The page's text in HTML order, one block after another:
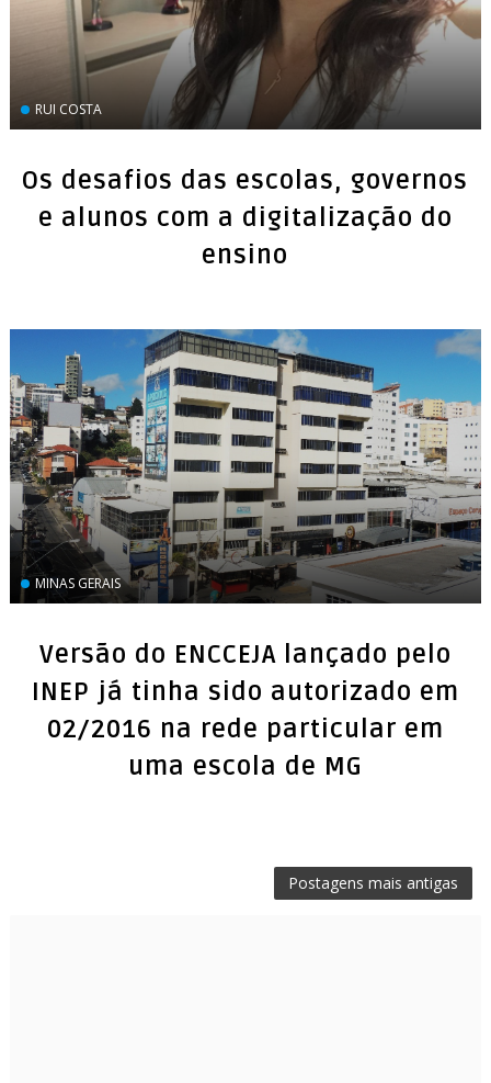
RUI COSTA
Os desafios das escolas, governos
e alunos com a digitalização do
ensino
MINAS GERAIS
Versão do ENCCEJA lançado pelo
INEP já tinha sido autorizado em
02/2016 na rede particular em
uma escola de MG
Postagens mais antigas